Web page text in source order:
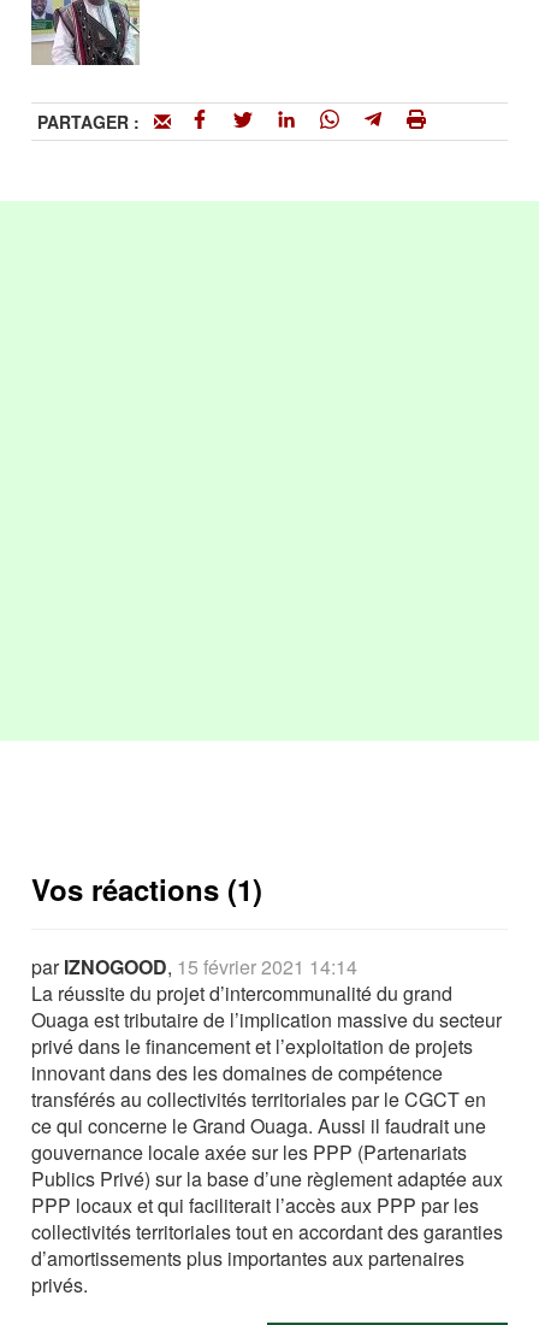
PARTAGER :
Vos réactions (1)
parIZNOGOOD, 15 février 2021 14:14
La réussite du projet d’intercommunalité du grand
Ouaga est tributaire de l’implication massive du secteur
privé dans le financement et l’exploitation de projets
innovant dans des les domaines de compétence
transférés au collectivités territoriales par le CGCT en
ce qui concerne le Grand Ouaga. Aussi il faudrait une
gouvernance locale axée sur les PPP (Partenariats
Publics Privé) sur la base d’une règlement adaptée aux
PPP locaux et qui faciliterait l’accès aux PPP par les
collectivités territoriales tout en accordant des garanties
d’amortissements plus importantes aux partenaires
privés.